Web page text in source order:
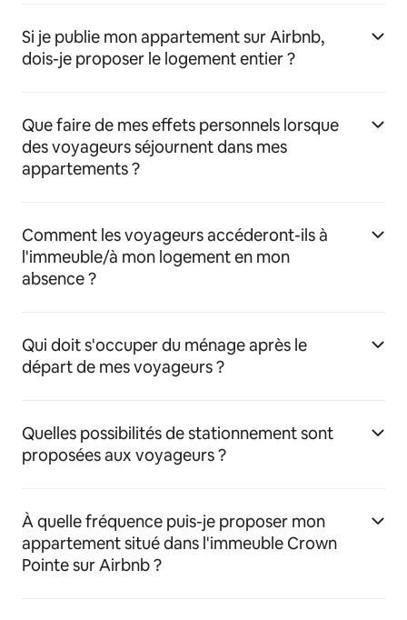
Si je publie mon appartement sur Airbnb,
dois-je proposer le logement entier ?
Que faire de mes effets personnels lorsque
des voyageurs séjournent dans mes
appartements ?
Comment les voyageurs accéderont-ils à
l'immeuble/à mon logement en mon
absence ?
Qui doit s'occuper du ménage après le
départ de mes voyageurs ?
Quelles possibilités de stationnement sont
proposées aux voyageurs ?
À quelle fréquence puis-je proposer mon
appartement situé dans l'immeuble Crown
Pointe sur Airbnb ?